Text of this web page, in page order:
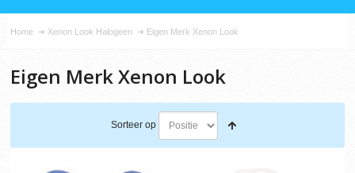
Home Xenon Look Halogeen Eigen Merk Xenon Look
Eigen Merk Xenon Look
Sorteer op